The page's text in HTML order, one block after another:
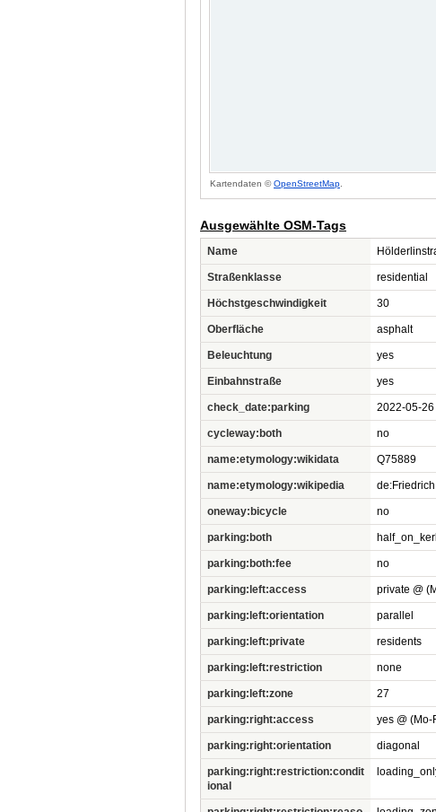
Kartendaten ©OpenStreetMap
Ausgewählte OSM-Tags
Name
Straßenklasse residential
Höchstgeschwindigkeit 30
Oberfläche asphalt
Beleuchtung yes
Einbahnstraße yes
check_date:parking 2022-05-26
cycleway:both no
name:etymology:wikidata Q75889
name:etymology:wikipedia
oneway:bicycle no
parking:both
parking:both:fee no
parking:left:access private @
parking:left:orientation parallel
parking:left:private residents
parking:left:restriction none
parking:left:zone 27
parking:right:access yes @
parking:right:orientation diagonal
parking:right:restriction:condit
ional